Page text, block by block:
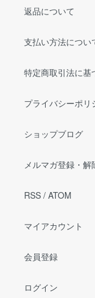
返品について
支払い方法につい
特定商取引法に基
プライバシーポリ
ショップブログ
メルマガ登録・解
RSS / ATOM
マイアカウント
会員登録
ログイン